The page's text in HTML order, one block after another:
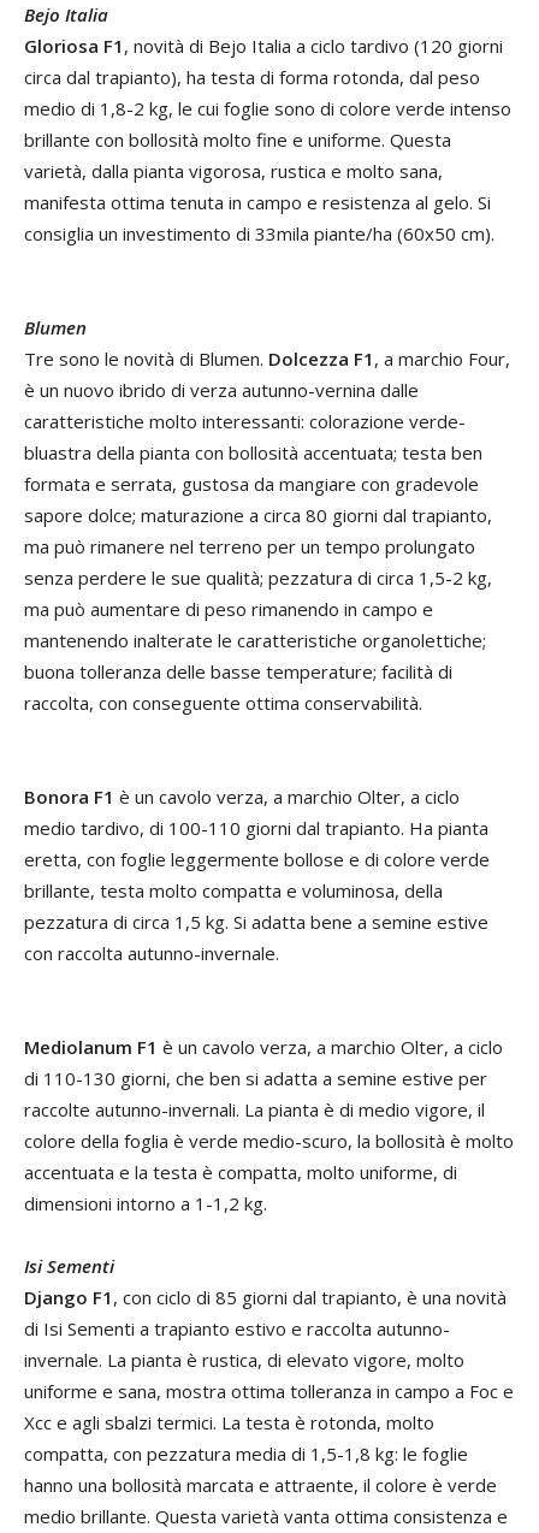
Bejo Italia
Gloriosa F1 , novità di Bejo Italia a ciclo tardivo (120 giorni
circa dal trapianto), ha testa di forma rotonda, dal peso
medio di 1,8-2 kg, le cui foglie sono di colore verde intenso
brillante con bollosità molto fine e uniforme. Questa
varietà, dalla pianta vigorosa, rustica e molto sana,
manifesta ottima tenuta in campo e resistenza al gelo. Si
consiglia un investimento di 33mila piante/ha (60x50 cm).
Blumen
Tre sono le novità di Blumen. Dolcezza F1 , a marchio Four,
è un nuovo ibrido di verza autunno-vernina dalle
caratteristiche molto interessanti: colorazione verde-
bluastra della pianta con bollosità accentuata; testa ben
formata e serrata, gustosa da mangiare con gradevole
sapore dolce; maturazione a circa 80 giorni dal trapianto,
ma può rimanere nel terreno per un tempo prolungato
senza perdere le sue qualità; pezzatura di circa 1,5-2 kg,
ma può aumentare di peso rimanendo in campo e
mantenendo inalterate le caratteristiche organolettiche;
buona tolleranza delle basse temperature; facilità di
raccolta, con conseguente ottima conservabilità.
Bonora F1 è un cavolo verza, a marchio Olter, a ciclo
medio tardivo, di 100-110 giorni dal trapianto. Ha pianta
eretta, con foglie leggermente bollose e di colore verde
brillante, testa molto compatta e voluminosa, della
pezzatura di circa 1,5 kg. Si adatta bene a semine estive
con raccolta autunno-invernale.
Mediolanum F1 è un cavolo verza, a marchio Olter, a ciclo
di 110-130 giorni, che ben si adatta a semine estive per
raccolte autunno-invernali. La pianta è di medio vigore, il
colore della foglia è verde medio-scuro, la bollosità è molto
accentuata e la testa è compatta, molto uniforme, di
dimensioni intorno a 1-1,2 kg.
Isi Sementi
Django F1 , con ciclo di 85 giorni dal trapianto, è una novità
di Isi Sementi a trapianto estivo e raccolta autunno-
invernale. La pianta è rustica, di elevato vigore, molto
uniforme e sana, mostra ottima tolleranza in campo a Foc e
Xcc e agli sbalzi termici. La testa è rotonda, molto
compatta, con pezzatura media di 1,5-1,8 kg: le foglie
hanno una bollosità marcata e attraente, il colore è verde
medio brillante. Questa varietà vanta ottima consistenza e